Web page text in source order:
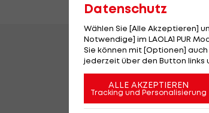
Datenschutz
Wählen Sie [Alle Akzeptieren]
Notwendige] im LAOLA1 PUR
Sie können mit [Optionen]
jederzeit über den Button links
ALLE AKZEPTIEREN
Tracking und Personalisierung